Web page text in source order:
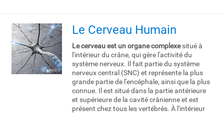
Le Cerveau Humain
Le cerveau est un organe complexesitué à
l'intérieur du crâne, qui gère l'activité du
système nerveux. Il fait partie du système
nerveux central (SNC) et représente la plus
grande partie de l'encéphale, ainsi que la plus
connue. Il est situé dans la partie antérieure
et supérieure de la cavité crânienne et est
présent chez tous les vertébrés. À l'intérieur